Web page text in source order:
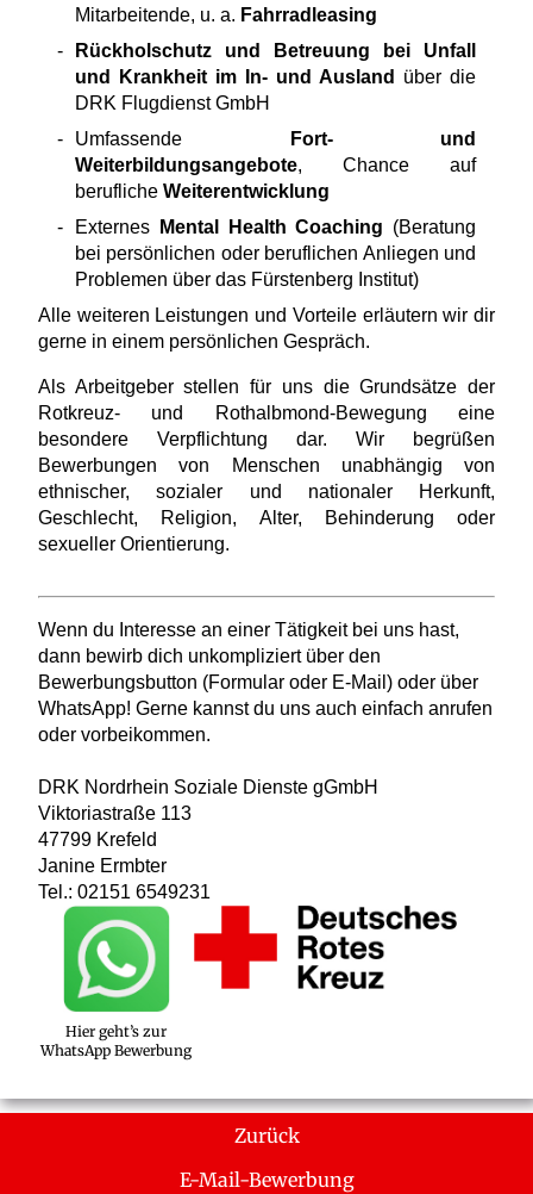
Mitarbeitende, u. a. Fahrradleasing
Rückholschutz und Betreuung bei Unfall
und Krankheit im In- und Ausland
über die
DRK Flugdienst GmbH
Umfassende
Fort- und
Weiterbildungsangebote, Chance auf
berufliche Weiterentwicklung
Externes
Mental Health Coaching (Beratung
bei persönlichen oder beruflichen Anliegen und
Problemen über das Fürstenberg Institut)
Alle weiteren Leistungen und Vorteile erläutern wir dir
gerne in einem persönlichen Gespräch.
Als Arbeitgeber stellen für uns die Grundsätze der
Rotkreuz- und Rothalbmond-Bewegung eine
besondere Verpflichtung dar. Wir begrüßen
Bewerbungen von Menschen unabhängig von
ethnischer, sozialer und nationaler Herkunft,
Geschlecht, Religion, Alter, Behinderung oder
sexueller Orientierung.
Wenn du Interesse an einer Tätigkeit bei uns hast,
dann bewirb dich unkompliziert über den
Bewerbungsbutton (Formular oder E-Mail) oder über
WhatsApp! Gerne kannst du uns auch einfach anrufen
oder vorbeikommen.
DRK Nordrhein Soziale Dienste gGmbH
Viktoriastraße 113
47799 Krefeld
Janine Ermbter
Tel.: 02151 6549231
Hier geht’s zur
WhatsApp Bewerbung
Zurück
E-Mail-Bewerbung